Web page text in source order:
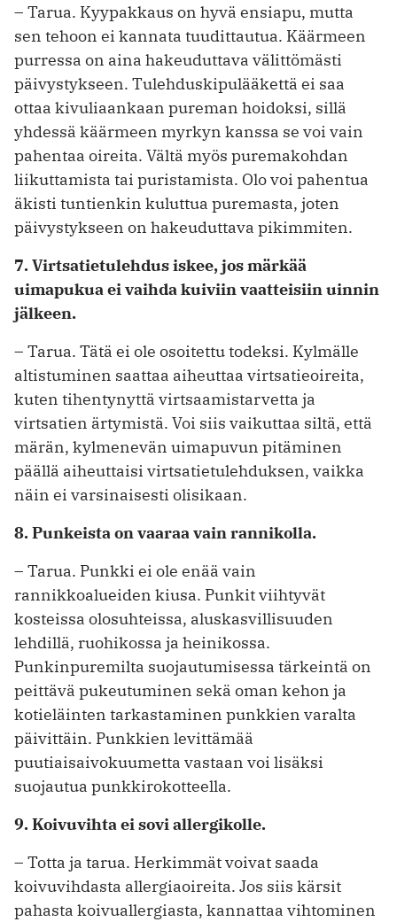
– Tarua. Kyypakkaus on hyvä ensiapu, mutta
sen tehoon ei kannata tuudittautua. Käärmeen
purressa on aina hakeuduttava välittömästi
päivystykseen. Tulehduskipulääkettä ei saa
ottaa kivuliaankaan pureman hoidoksi, sillä
yhdessä käärmeen myrkyn kanssa se voi vain
pahentaa oireita. Vältä myös puremakohdan
liikuttamista tai puristamista. Olo voi pahentua
äkisti tuntienkin kuluttua puremasta, joten
päivystykseen on hakeuduttava pikimmiten.
7. Virtsatietulehdus iskee, jos märkää
uimapukua ei vaihda kuiviin vaatteisiin uinnin
jälkeen.
– Tarua. Tätä ei ole osoitettu todeksi. Kylmälle
altistuminen saattaa aiheuttaa virtsatieoireita,
kuten tihentynyttä virtsaamistarvetta ja
virtsatien ärtymistä. Voi siis vaikuttaa siltä, että
märän, kylmenevän uimapuvun pitäminen
päällä aiheuttaisi virtsatietulehduksen, vaikka
näin ei varsinaisesti olisikaan.
8. Punkeista on vaaraa vain rannikolla.
– Tarua. Punkki ei ole enää vain
rannikkoalueiden kiusa. Punkit viihtyvät
kosteissa olosuhteissa, aluskasvillisuuden
lehdillä, ruohikossa ja heinikossa.
Punkinpuremilta suojautumisessa tärkeintä on
peittävä pukeutuminen sekä oman kehon ja
kotieläinten tarkastaminen punkkien varalta
päivittäin. Punkkien levittämää
puutiaisaivokuumetta vastaan voi lisäksi
suojautua punkkirokotteella.
9. Koivuvihta ei sovi allergikolle.
– Totta ja tarua. Herkimmät voivat saada
koivuvihdasta allergiaoireita. Jos siis kärsit
pahasta koivuallergiasta, kannattaa vihtominen